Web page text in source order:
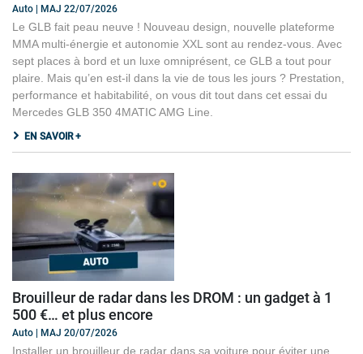
Auto | MAJ 22/07/2026
Le GLB fait peau neuve ! Nouveau design, nouvelle plateforme
MMA multi-énergie et autonomie XXL sont au rendez-vous. Avec
sept places à bord et un luxe omniprésent, ce GLB a tout pour
plaire. Mais qu’en est-il dans la vie de tous les jours ? Prestation,
performance et habitabilité, on vous dit tout dans cet essai du
Mercedes GLB 350 4MATIC AMG Line.
EN SAVOIR +
Brouilleur de radar dans les DROM : un gadget à 1
500 €… et plus encore
Auto | MAJ 20/07/2026
Installer un brouilleur de radar dans sa voiture pour éviter une